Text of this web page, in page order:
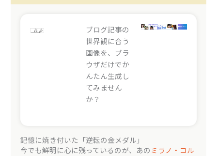
ブログ記事の
世界観に合う
画像を、ブラ
ウザだけでか
んたん生成し
てみません
か？
記憶に焼き付いた「逆転の金メダル」
今でも鮮明に心に残っているのが、あのミラノ・コル